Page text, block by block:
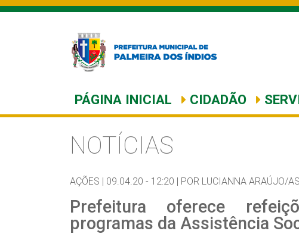
PÁGINA INICIAL CIDADÃO
NOTÍCIAS
AÇÕES | 09.04.20 - 12:20 | POR LUCIANNA ARAÚJO/
Prefeitura oferece
programas da Assistência